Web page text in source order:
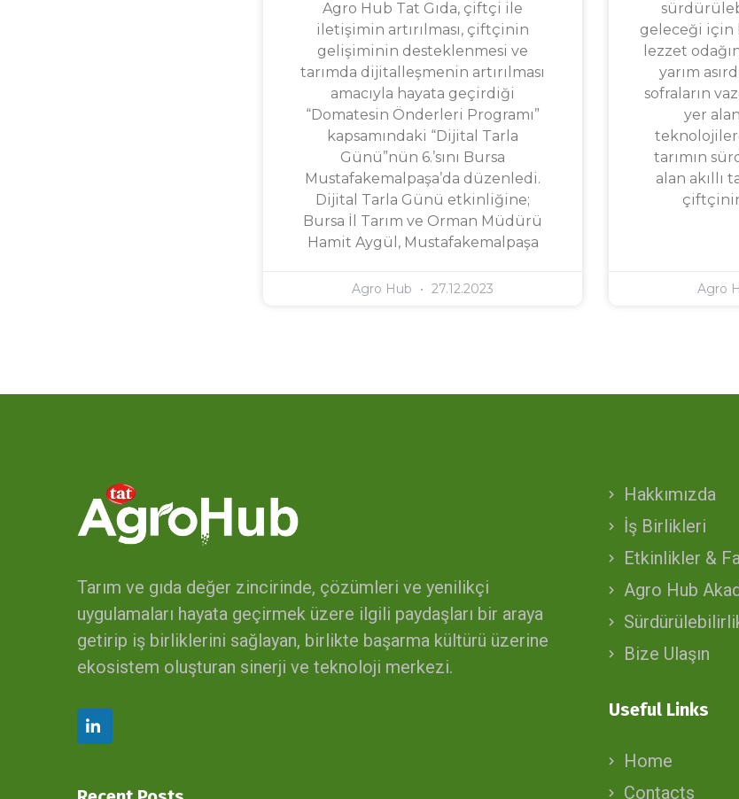
Agro Hub Tat Gıda, çiftçi ile
iletişimin artırılması, çiftçinin
gelişiminin desteklenmesi ve
tarımda dijitalleşmenin artırılması
amacıyla hayata geçirdiği
“Domatesin Önderleri Programı”
kapsamındaki “Dijital Tarla
Günü”nün 6.’sını Bursa
Mustafakemalpaşa’da düzenledi.
Dijital Tarla Günü etkinliğine;
Bursa İl Tarım ve Orman Müdürü
Hamit Aygül, Mustafakemalpaşa
Agro Hub 27.12.2023
geleceği için
lezzet
yarım
sofraların
yer
tarımın
alan akıllı
Agro
Tarım ve gıda değer zincirinde, çözümleri ve yenilikçi
uygulamaları hayata geçirmek üzere ilgili paydaşları bir araya
getirip iş birliklerini sağlayan, birlikte başarma kültürü üzerine
ekosistem oluşturan sinerji ve teknoloji merkezi.
Hakkımızda
İş Birlikleri
Etkinlikler &
Agro Hub
Bize Ulaşın
Useful Links
Home
Contacts